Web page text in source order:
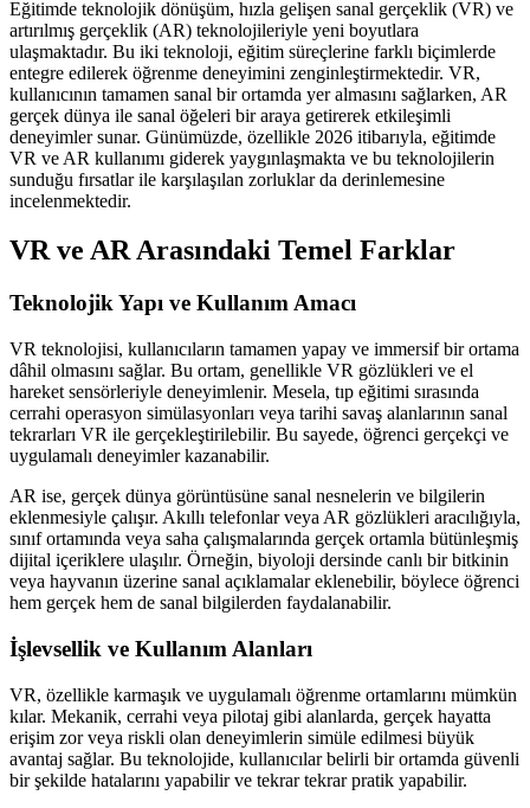
Eğitimde teknolojik dönüşüm, hızla gelişen sanal gerçeklik (VR) ve
artırılmış gerçeklik (AR) teknolojileriyle yeni boyutlara
ulaşmaktadır. Bu iki teknoloji, eğitim süreçlerine farklı biçimlerde
entegre edilerek öğrenme deneyimini zenginleştirmektedir. VR,
kullanıcının tamamen sanal bir ortamda yer almasını sağlarken, AR
gerçek dünya ile sanal öğeleri bir araya getirerek etkileşimli
deneyimler sunar. Günümüzde, özellikle 2026 itibarıyla, eğitimde
VR ve AR kullanımı giderek yaygınlaşmakta ve bu teknolojilerin
sunduğu fırsatlar ile karşılaşılan zorluklar da derinlemesine
incelenmektedir.
VR ve AR Arasındaki Temel Farklar
Teknolojik Yapı ve Kullanım Amacı
VR teknolojisi, kullanıcıların tamamen yapay ve immersif bir ortama
dâhil olmasını sağlar. Bu ortam, genellikle VR gözlükleri ve el
hareket sensörleriyle deneyimlenir. Mesela, tıp eğitimi sırasında
cerrahi operasyon simülasyonları veya tarihi savaş alanlarının sanal
tekrarları VR ile gerçekleştirilebilir. Bu sayede, öğrenci gerçekçi ve
uygulamalı deneyimler kazanabilir.
AR ise, gerçek dünya görüntüsüne sanal nesnelerin ve bilgilerin
eklenmesiyle çalışır. Akıllı telefonlar veya AR gözlükleri aracılığıyla,
sınıf ortamında veya saha çalışmalarında gerçek ortamla bütünleşmiş
dijital içeriklere ulaşılır. Örneğin, biyoloji dersinde canlı bir bitkinin
veya hayvanın üzerine sanal açıklamalar eklenebilir, böylece öğrenci
hem gerçek hem de sanal bilgilerden faydalanabilir.
İşlevsellik ve Kullanım Alanları
VR, özellikle karmaşık ve uygulamalı öğrenme ortamlarını mümkün
kılar. Mekanik, cerrahi veya pilotaj gibi alanlarda, gerçek hayatta
erişim zor veya riskli olan deneyimlerin simüle edilmesi büyük
avantaj sağlar. Bu teknolojide, kullanıcılar belirli bir ortamda güvenli
bir şekilde hatalarını yapabilir ve tekrar tekrar pratik yapabilir.